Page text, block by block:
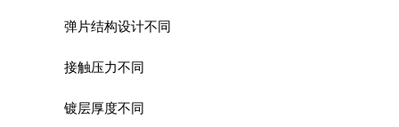
弹片结构设计不同
接触压力不同
镀层厚度不同